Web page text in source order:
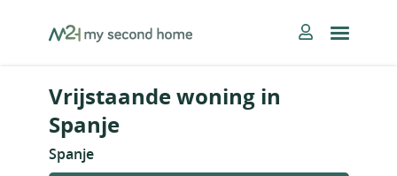
MySecondHome
Vrijstaande woning in
Spanje
Spanje